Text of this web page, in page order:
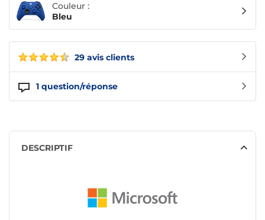
29 avis clients
1 question/réponse
Couleur :
Bleu
DESCRIPTIF